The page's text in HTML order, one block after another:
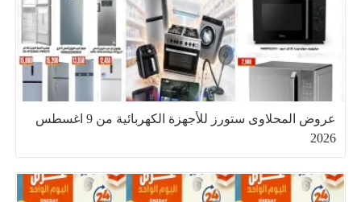
عروض المحلاوى ستورز للأجهزة الكهربائية من 9 اغسطس
2026